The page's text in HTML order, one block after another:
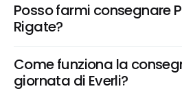
Posso farmi consegnare
Rigate?
Come funziona la
giornata di Everli?